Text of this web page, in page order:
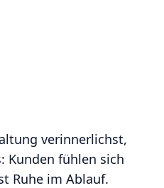
verinnerlichst,
Kunden fühlen sich
Ruhe im Ablauf.